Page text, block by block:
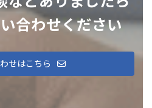
合わせください
せはこちら